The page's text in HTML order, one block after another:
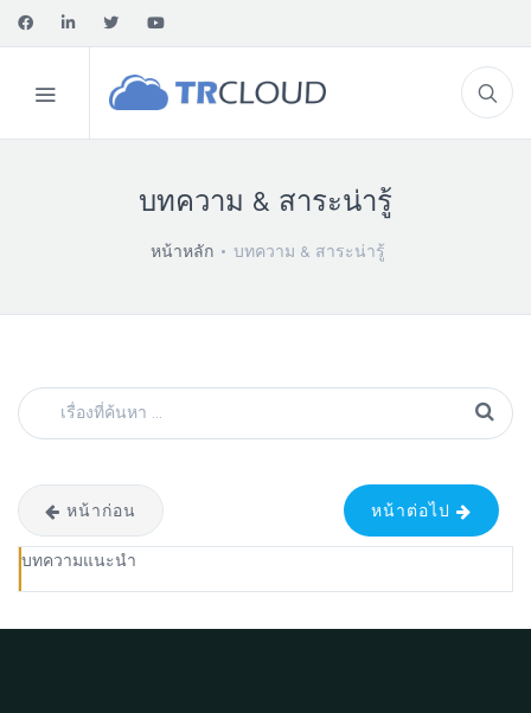
บทความ & สาระน่ารู้
หน้าหลัก บทความ & สาระน่ารู้
หน้าก่อน หน้าต่อไป
บทความแนะนำ